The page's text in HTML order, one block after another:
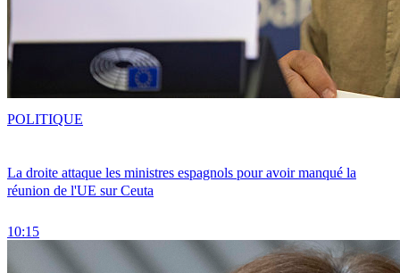
La droite attaque les ministres espagnols pour avoir manqué la
réunion de l'UE sur Ceuta
10:15
POLITIQUE